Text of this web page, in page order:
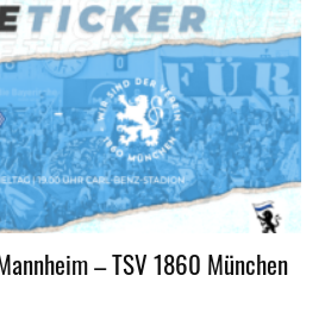
– TSV 1860 München